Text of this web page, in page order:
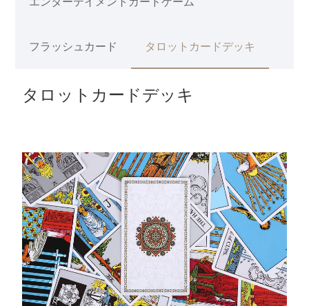
フラッシュカード タロットカードデッキ
タロットカードデッキ